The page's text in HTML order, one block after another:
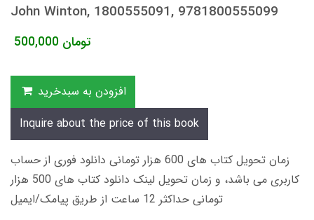
John Winton, 1800555091, 9781800555099
500,000 تومان
افزودن به سبدخرید
Inquire about the price of this book
زمان تحویل کتاب های 600 هزار تومانی دانلود فوری از حساب
کاربری می باشد، و زمان تحویل لینک دانلود کتاب های 500 هزار
تومانی حداکثر 12 ساعت از طریق پیامک/ایمیل